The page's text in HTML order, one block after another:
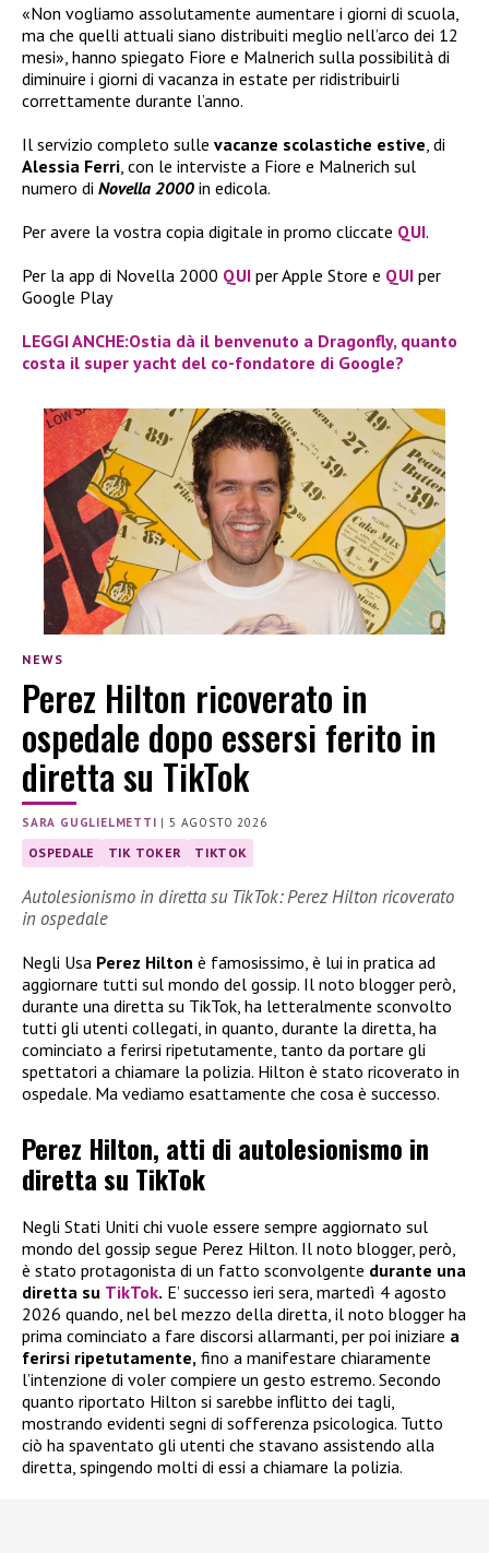
«Non vogliamo assolutamente aumentare i giorni di scuola,
ma che quelli attuali siano distribuiti meglio nell’arco dei 12
mesi», hanno spiegato Fiore e Malnerich sulla possibilità di
diminuire i giorni di vacanza in estate per ridistribuirli
correttamente durante l’anno.
Il servizio completo sulle vacanze scolastiche estive , di
Alessia Ferri , con le interviste a Fiore e Malnerich sul
numero di Novella 2000 in edicola.
Per avere la vostra copia digitale in promo cliccate QUI.
Per la app di Novella 2000 QUI per Apple Store e QUI per
Google Play
LEGGI ANCHE:Ostia dà il benvenuto a Dragonfly, quanto
costa il super yacht del co-fondatore di Google?
NEWS
Perez Hilton ricoverato in
ospedale dopo essersi ferito in
diretta su TikTok
SARA GUGLIELMETTI |5 AGOSTO 2026
OSPEDALE TIK TOKER TIKTOK
Autolesionismo in diretta su TikTok: Perez Hilton ricoverato
in ospedale
Negli Usa Perez Hilton è famosissimo, è lui in pratica ad
aggiornare tutti sul mondo del gossip. Il noto blogger però,
durante una diretta su TikTok, ha letteralmente sconvolto
tutti gli utenti collegati, in quanto, durante la diretta, ha
cominciato a ferirsi ripetutamente, tanto da portare gli
spettatori a chiamare la polizia. Hilton è stato ricoverato in
ospedale. Ma vediamo esattamente che cosa è successo.
Perez Hilton, atti di autolesionismo in
diretta su TikTok
Negli Stati Uniti chi vuole essere sempre aggiornato sul
mondo del gossip segue Perez Hilton. Il noto blogger, però,
è stato protagonista di un fatto sconvolgente durante una
diretta su TikTok. E’ successo ieri sera, martedì 4 agosto
2026 quando, nel bel mezzo della diretta, il noto blogger ha
prima cominciato a fare discorsi allarmanti, per poi iniziare a
ferirsi ripetutamente, fino a manifestare chiaramente
l’intenzione di voler compiere un gesto estremo. Secondo
quanto riportato Hilton si sarebbe inflitto dei tagli,
mostrando evidenti segni di sofferenza psicologica. Tutto
ciò ha spaventato gli utenti che stavano assistendo alla
diretta, spingendo molti di essi a chiamare la polizia.